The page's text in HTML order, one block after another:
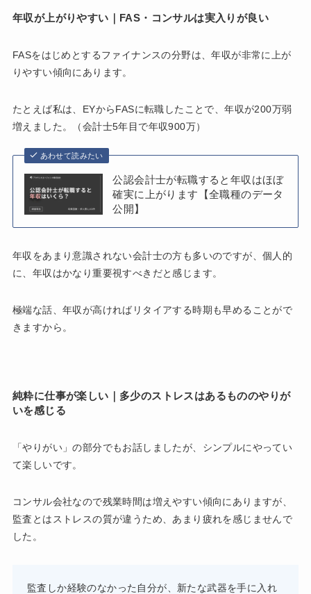
年収が上がりやすい｜FAS・コンサルは実入りが良い
FASをはじめとするファイナンスの分野は、年収が非常に上が
りやすい傾向にあります。
たとえば私は、EYからFASに転職したことで、年収が200万弱
増えました。（会計士5年目で年収900万）
あわせて読みたい
公認会計士が転職すると年収はほぼ
確実に上がります【全職種のデータ
公開】
年収をあまり意識されない会計士の方も多いのですが、個人的
に、年収はかなり重要視すべきだと感じます。
極端な話、年収が高ければリタイアする時期も早めることがで
きますから。
純粋に仕事が楽しい｜多少のストレスはあるもののやりが
いを感じる
「やりがい」の部分でもお話しましたが、シンプルにやってい
て楽しいです。
コンサル会社なので残業時間は増えやすい傾向にありますが、
監査とはストレスの質が違うため、あまり疲れを感じませんで
した。
監査しか経験のなかった自分が、新たな武器を手に入れ